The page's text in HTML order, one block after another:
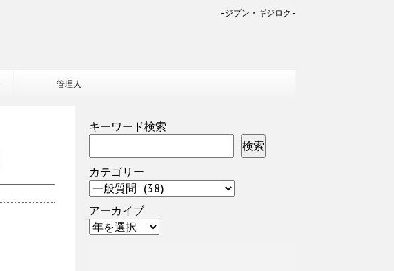
-ジブン・ギジロク-
管理人
キーワード検索
検索
カテゴリー
アーカイブ